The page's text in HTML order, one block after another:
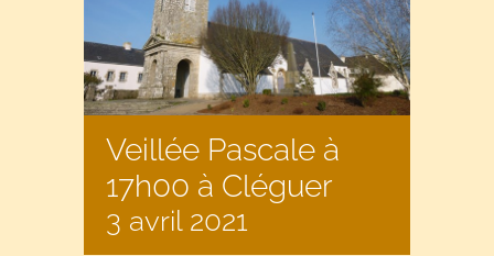
Veillée Pascale à
17h00 à Cléguer
3 avril 2021